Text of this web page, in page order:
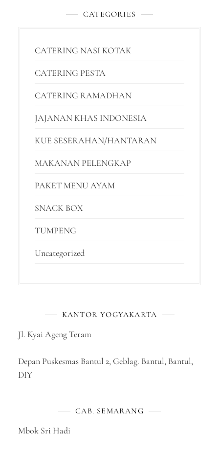
CATEGORIES
CATERING NASI KOTAK
CATERING PESTA
CATERING RAMADHAN
JAJANAN KHAS INDONESIA
KUE SESERAHAN/HANTARAN
MAKANAN PELENGKAP
PAKET MENU AYAM
SNACK BOX
TUMPENG
Uncategorized
KANTOR YOGYAKARTA
Jl. Kyai Ageng Teram
Depan Puskesmas Bantul 2, Geblag. Bantul, Bantul,
DIY
CAB. SEMARANG
Mbok Sri Hadi